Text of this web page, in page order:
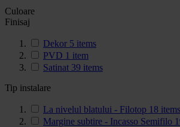
Culoare
Finisaj
Dekor 5 items
PVD 1 item
Satinat 39 items
Tip instalare
La nivelul blatului - Filotop 18 items
Margine subtire - Incasso Semifilo